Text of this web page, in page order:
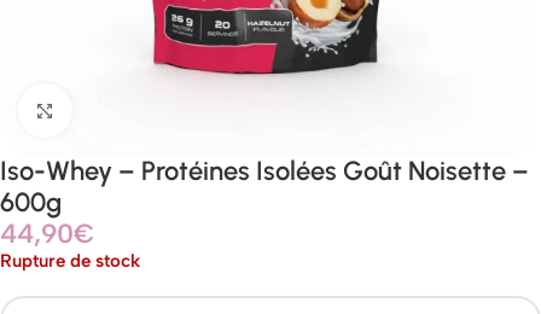
Iso-Whey – Protéines Isolées Goût Noisette –
600g
44,90€
Rupture de stock